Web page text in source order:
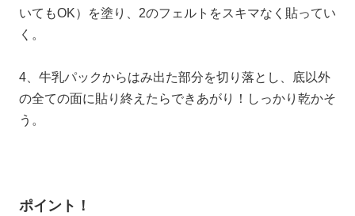
いてもOK）を塗り、2のフェルトをスキマなく貼ってい
く。
4、牛乳パックからはみ出た部分を切り落とし、底以外
の全ての面に貼り終えたらできあがり！しっかり乾かそ
う。
ポイント！